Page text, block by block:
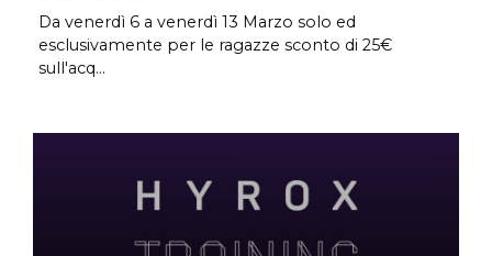
Da venerdì 6 a venerdì 13 Marzo solo ed
esclusivamente per le ragazze sconto di 25€
sull'acq...